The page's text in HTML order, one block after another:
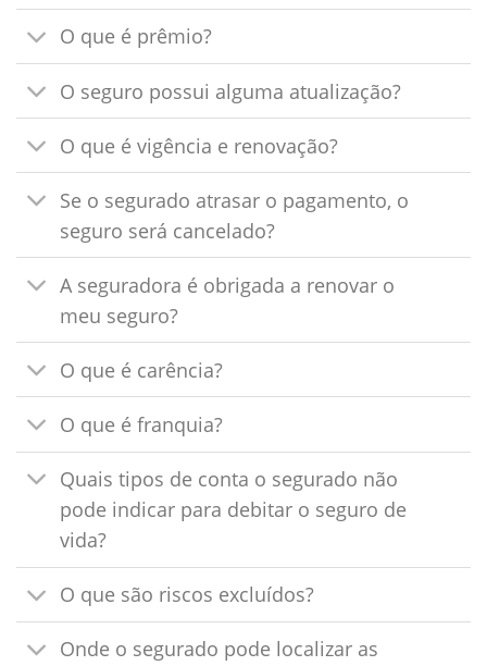
O que é prêmio?
O seguro possui alguma atualização?
O que é vigência e renovação?
Se o segurado atrasar o pagamento, o
seguro será cancelado?
A seguradora é obrigada a renovar o
meu seguro?
O que é carência?
O que é franquia?
Quais tipos de conta o segurado não
pode indicar para debitar o seguro de
vida?
O que são riscos excluídos?
Onde o segurado pode localizar as